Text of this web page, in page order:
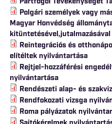
Polgári személyek vagy
Magyar Honvédség
Reintegrációs és
elítéltek nyilvántartása
Rejtjel-hozzáférési
nyilvántartása
Rendészeti alap- és
Rendfokozati vizsga
Roma pályázatok